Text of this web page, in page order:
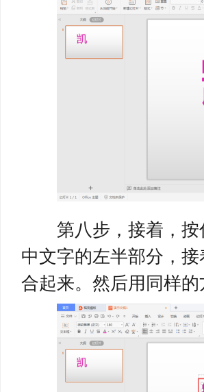
第八步，接着，按
中文字的左半部分，
合起来。然后用同样